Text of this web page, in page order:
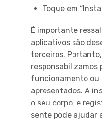
Toque em
É importante
aplicativos são
terceiros.
responsabilizamos
funcionamento ou
apresentados. A
o seu corpo, e
sente pode ajudar